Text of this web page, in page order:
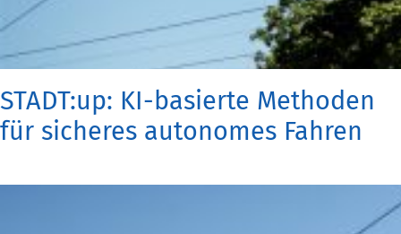
STADT:up: KI-basierte Methoden
für sicheres autonomes Fahren